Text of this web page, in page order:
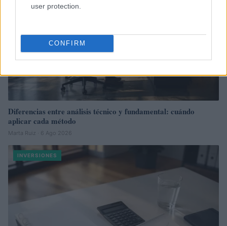
user protection.
CONFIRM
Diferencias entre análisis técnico y fundamental: cuándo
aplicar cada método
Marta Ruiz · 6 Ago 2026
INVERSIONES